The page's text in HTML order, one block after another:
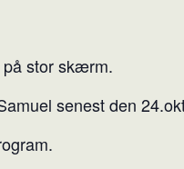
på stor skærm.
senest den